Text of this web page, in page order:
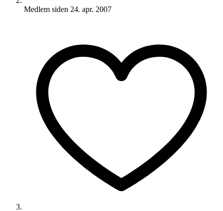
Medlem siden 24. apr. 2007